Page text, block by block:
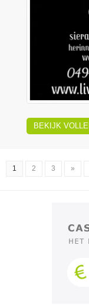
BEKIJK
1 2 3 »